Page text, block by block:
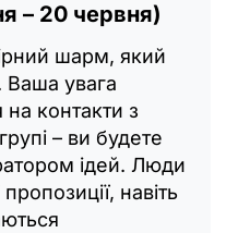
– 20 червня)
шарм, який
Ваша увага
на контакти з
– ви будете
ідей. Люди
навіть